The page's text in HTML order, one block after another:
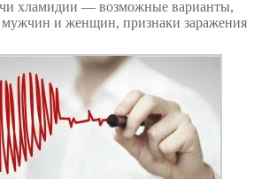
хламидии — возможные варианты,
мужчин и женщин, признаки заражения